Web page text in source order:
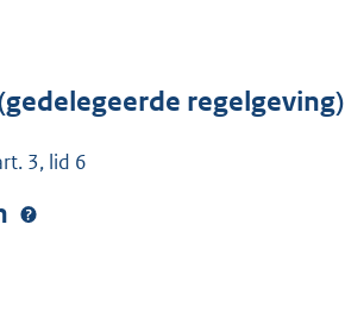
regelgeving)
3, lid 6